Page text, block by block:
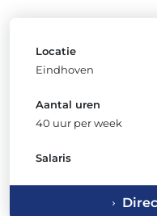
Locatie
Eindhoven
Aantal uren
40 uur per week
Salaris